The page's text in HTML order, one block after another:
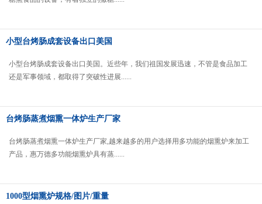
小型台烤肠成套设备出口美国
小型台烤肠成套设备出口美国。近些年，我们祖国发展迅速，不管是食品加工
还是军事领域，都取得了突破性进展......
台烤肠蒸煮烟熏一体炉生产厂家
台烤肠蒸煮烟熏一体炉生产厂家,越来越多的用户选择用多功能的烟熏炉来加工
产品，惠万德多功能烟熏炉具有蒸......
1000型烟熏炉规格/图片/重量